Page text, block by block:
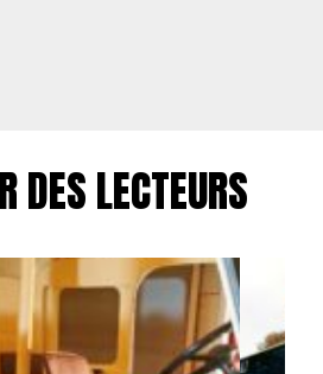
DES LECTEURS